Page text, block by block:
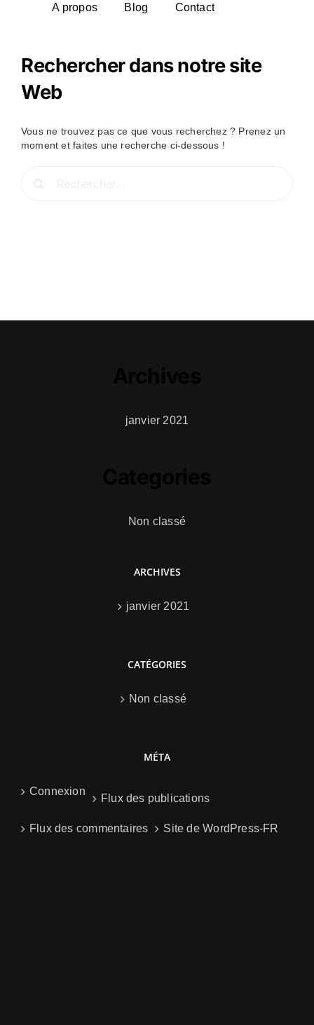
A propos Blog Contact
Rechercher dans notre site
Web
Vous ne trouvez pas ce que vous recherchez ? Prenez un
moment et faites une recherche ci-dessous !
janvier 2021
Non classé
ARCHIVES
janvier 2021
CATÉGORIES
Non classé
MÉTA
Connexion
Flux des publications
Flux des commentaires Site de WordPress-FR